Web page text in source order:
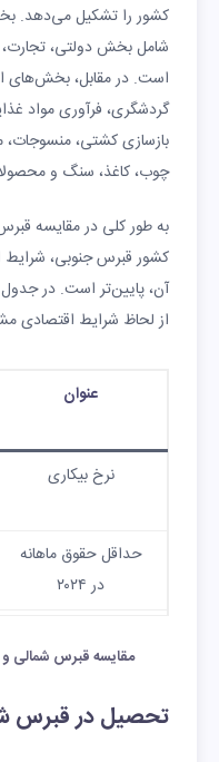
کشور را تشکیل می‌دهد.
شامل بخش دولتی،
است. در مقابل، بخش‌های
گردشگری، فرآوری مواد
بازسازی کشتی،
چوب، کاغذ، سنگ و
به طور کلی در مقایسه
کشور قبرس جنوبی، شرایط
از لحاظ شرایط اقتصادی
عنوان
نرخ بیکاری
حداقل حقوق ماهانه
در ۲۰۲۴
در طول هفته
مقایسه قبرس شمالی و
تحصیل در قبرس